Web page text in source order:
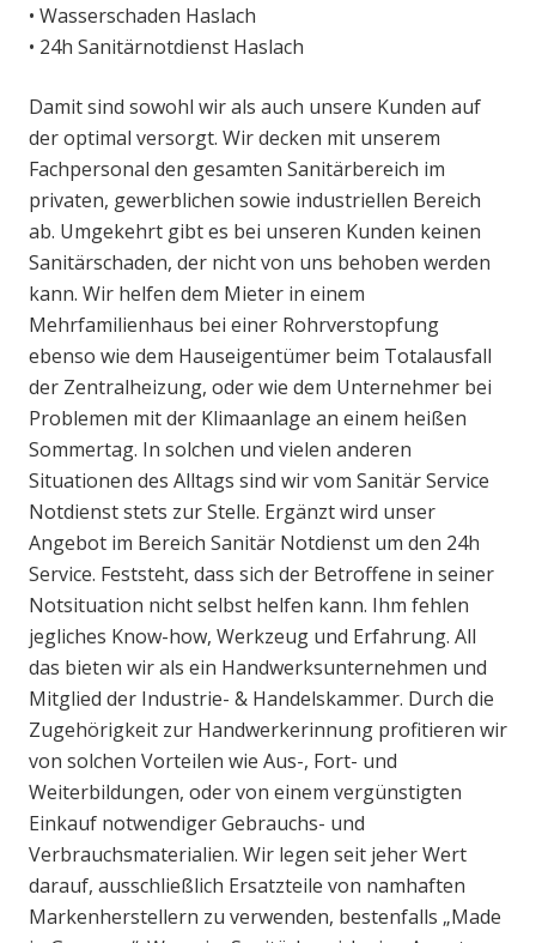
• Wasserschaden Haslach
• 24h Sanitärnotdienst Haslach
Damit sind sowohl wir als auch unsere Kunden auf
der optimal versorgt. Wir decken mit unserem
Fachpersonal den gesamten Sanitärbereich im
privaten, gewerblichen sowie industriellen Bereich
ab. Umgekehrt gibt es bei unseren Kunden keinen
Sanitärschaden, der nicht von uns behoben werden
kann. Wir helfen dem Mieter in einem
Mehrfamilienhaus bei einer Rohrverstopfung
ebenso wie dem Hauseigentümer beim Totalausfall
der Zentralheizung, oder wie dem Unternehmer bei
Problemen mit der Klimaanlage an einem heißen
Sommertag. In solchen und vielen anderen
Situationen des Alltags sind wir vom Sanitär Service
Notdienst stets zur Stelle. Ergänzt wird unser
Angebot im Bereich Sanitär Notdienst um den 24h
Service. Feststeht, dass sich der Betroffene in seiner
Notsituation nicht selbst helfen kann. Ihm fehlen
jegliches Know-how, Werkzeug und Erfahrung. All
das bieten wir als ein Handwerksunternehmen und
Mitglied der Industrie- & Handelskammer. Durch die
Zugehörigkeit zur Handwerkerinnung profitieren wir
von solchen Vorteilen wie Aus-, Fort- und
Weiterbildungen, oder von einem vergünstigten
Einkauf notwendiger Gebrauchs- und
Verbrauchsmaterialien. Wir legen seit jeher Wert
darauf, ausschließlich Ersatzteile von namhaften
Markenherstellern zu verwenden, bestenfalls „Made